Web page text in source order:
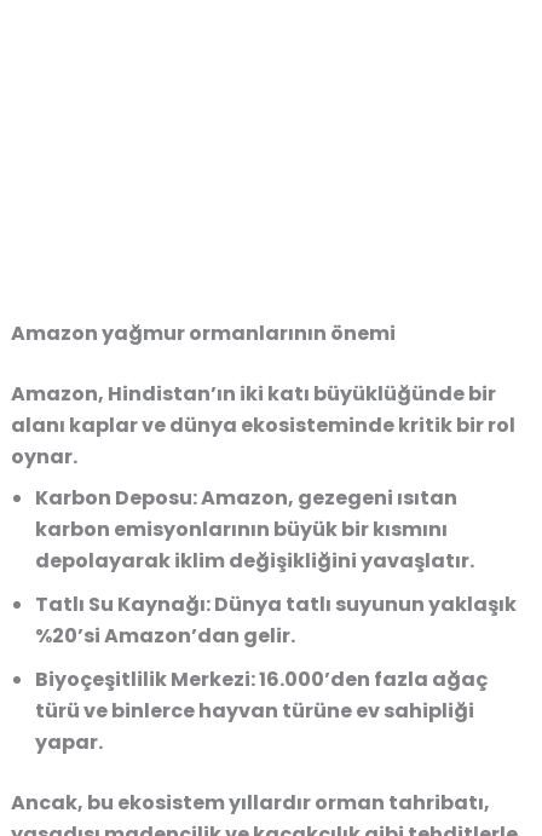
Amazon yağmur ormanlarının önemi
Amazon, Hindistan’ın iki katı büyüklüğünde bir
alanı kaplar ve dünya ekosisteminde kritik bir rol
oynar.
Karbon Deposu:Amazon, gezegeni ısıtan
karbon emisyonlarının büyük bir kısmını
depolayarak iklim değişikliğini yavaşlatır.
Tatlı Su Kaynağı:Dünya tatlı suyunun yaklaşık
%20’si Amazon’dan gelir.
Biyoçeşitlilik Merkezi:16.000’den fazla ağaç
türü ve binlerce hayvan türüne ev sahipliği
yapar.
Ancak, bu ekosistem yıllardırorman tahribatı,